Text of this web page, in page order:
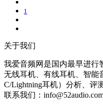
1
关于我们
我爱音频网是国内最早进行
无线耳机、有线耳机、智能
C/Lightning耳机）分析、评
联系我们：